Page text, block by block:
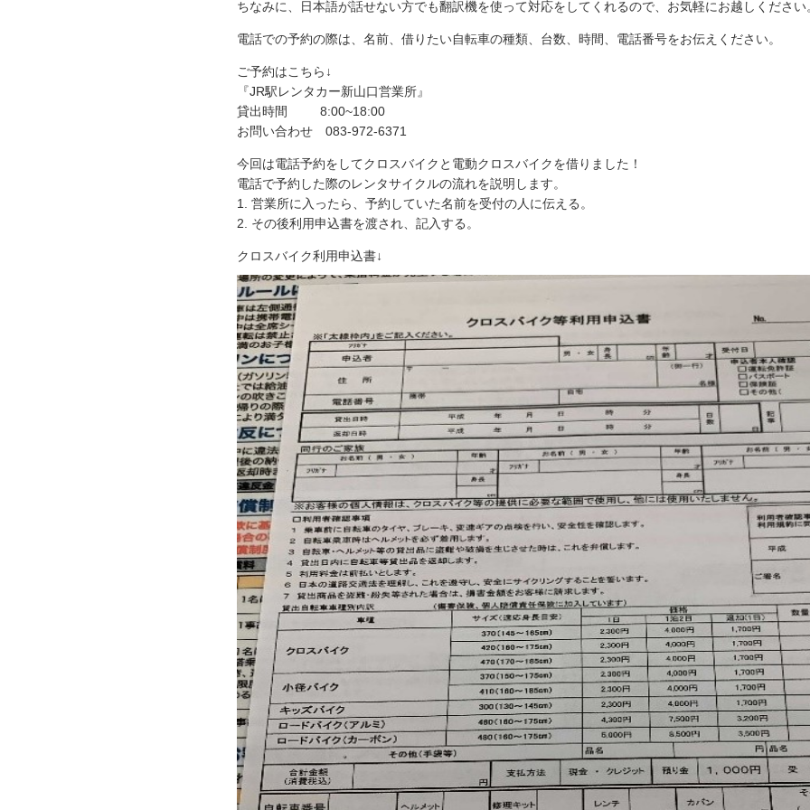
ちなみに、日本語が話せない方でも翻訳機を使って対応をしてくれるので、お気軽にお越しください
電話での予約の際は、名前、借りたい自転車の種類、台数、時間、電話番号をお伝えください。
ご予約はこちら↓
『JR駅レンタカー新山口営業所』
貸出時間 8:00~18:00
お問い合わせ 083-972-6371
今回は電話予約をしてクロスバイクと電動クロスバイクを借りました！
電話で予約した際のレンタサイクルの流れを説明します。
1. 営業所に入ったら、予約していた名前を受付の人に伝える。
2. その後利用申込書を渡され、記入する。
クロスバイク利用申込書↓